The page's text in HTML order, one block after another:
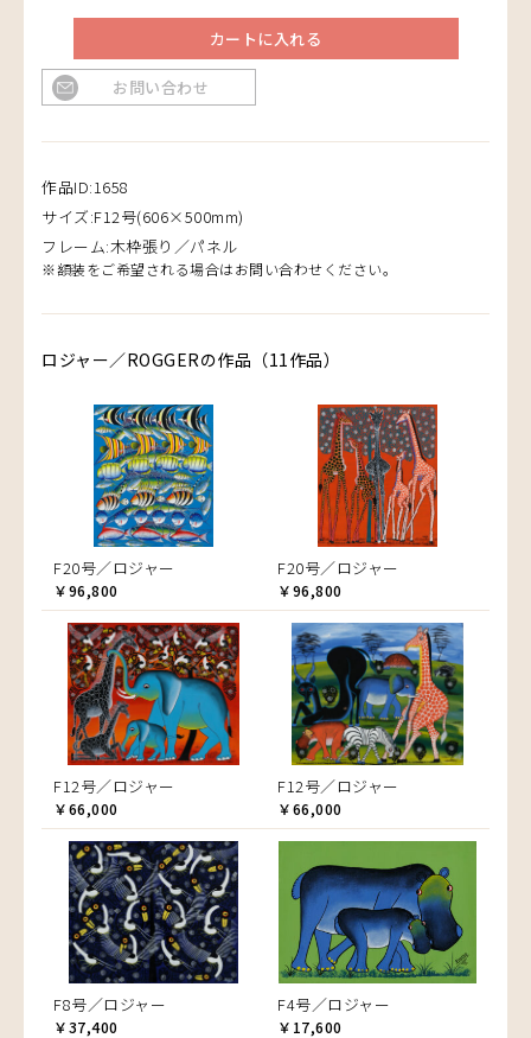
カートに入れる
お問い合わせ
作品ID:1658
サイズ:F12号(606×500mm)
フレーム:木枠張り／パネル
※額装をご希望される場合はお問い合わせください。
ロジャー／ROGGERの作品（11作品）
F20号／ロジャー
￥96,800
F20号／ロジャー
￥96,800
F12号／ロジャー
￥66,000
F12号／ロジャー
￥66,000
F8号／ロジャー
￥37,400
F4号／ロジャー
￥17,600